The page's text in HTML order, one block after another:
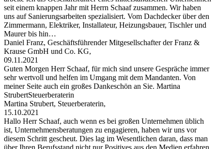
seit einem knappen Jahr mit Herrn Schaaf zusammen. Wir haben
uns auf Sanierungsarbeiten spezialisiert. Vom Dachdecker über den
Zimmermann, Elektriker, Installateur, Heizungsbauer, Tischler und
Maurer bis hin…
Daniel Franz, Geschäftsführender Mitgesellschafter der Franz &
Krause GmbH und Co. KG,
09.11.2021
Guten Morgen Herr Schaaf, für mich sind unsere Gespräche immer
sehr wertvoll und helfen im Umgang mit dem Mandanten. Von
meiner Seite auch ein großes Dankeschön an Sie. Martina
StrubertSteuerberaterin
Martina Strubert, Steuerberaterin,
15.10.2021
Hallo Herr Schaaf, auch wenn es bei großen Unternehmen üblich
ist, Unternehmensberatungen zu engagieren, haben wir uns vor
diesem Schritt gescheut. Dies lag im Wesentlichen daran, dass man